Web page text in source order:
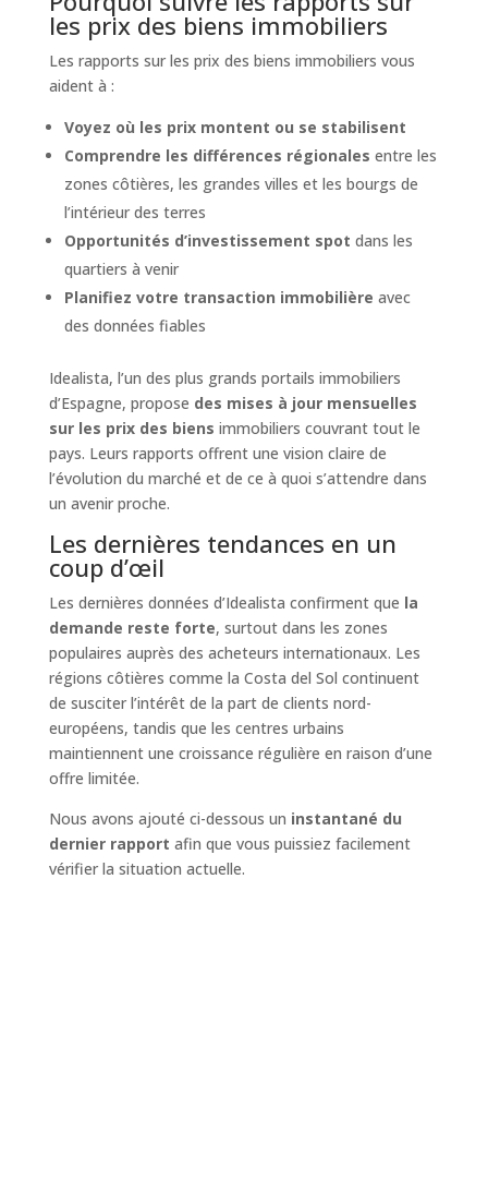
les prix des biens immobiliers
Les rapports sur les prix des biens immobiliers vous
aident à :
Voyez où les prix montent ou se stabilisent
Comprendre les différences régionales entre les
zones côtières, les grandes villes et les bourgs de
l’intérieur des terres
Opportunités d’investissement spot dans les
quartiers à venir
Planifiez votre transaction immobilière avec
des données fiables
Idealista, l’un des plus grands portails immobiliers
d’Espagne, propose des mises à jour mensuelles
sur les prix des biens immobiliers couvrant tout le
pays. Leurs rapports offrent une vision claire de
l’évolution du marché et de ce à quoi s’attendre dans
un avenir proche.
Les dernières tendances en un
coup d’œil
Les dernières données d’Idealista confirment que la
demande reste forte, surtout dans les zones
populaires auprès des acheteurs internationaux. Les
régions côtières comme la Costa del Sol continuent
de susciter l’intérêt de la part de clients nord-
européens, tandis que les centres urbains
maintiennent une croissance régulière en raison d’une
offre limitée.
Nous avons ajouté ci-dessous un instantané du
dernier rapport afin que vous puissiez facilement
vérifier la situation actuelle.